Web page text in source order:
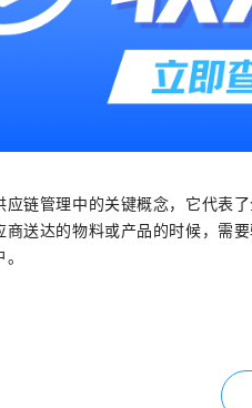
应链管理中的关键概念，它代表
商送达的物料或产品的时候，需